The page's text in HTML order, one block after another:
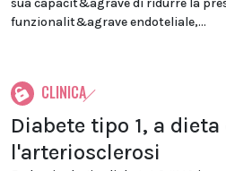
sua capacit&agrave di ridurre la
funzionalit&agrave endoteliale,...
CLINICA
Diabete tipo 1, a
l'arteriosclerosi